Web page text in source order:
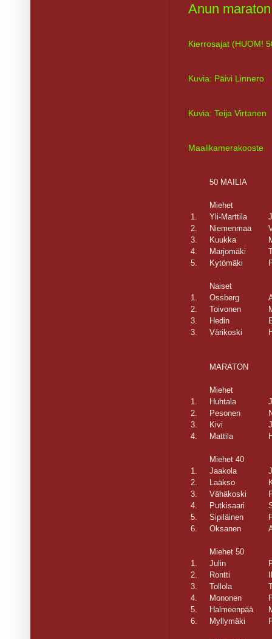
Anun
Kierrosajat (HUOM!
Kuvia: Päivi Linnero
Kuvia: Teija Virtanen
Maalikamerakooste
50 MAILIA
Miehet
1.
Yli-Marttila
2.
Niemenmaa
3.
Kuukka
4.
Marjomäki
5.
Kytömäki
Naiset
1.
Ossberg
2.
Toivonen
3.
Hedin
3.
Värikoski
MARATON
Miehet
1.
Huhtala
2.
Pesonen
3.
Kivi
4.
Mattila
Miehet 40
1.
Jaakola
2.
Laakso
3.
Vähäkoski
4.
Putkisaari
5.
Sipiläinen
6.
Oksanen
Miehet 50
1.
Julin
2.
Rontti
3.
Tollola
4.
Mononen
5.
Halmeenpää
6.
Myllymäki